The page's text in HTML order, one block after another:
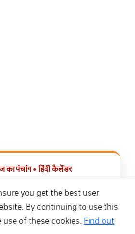
का पंचांग • हिंदी कैलेंडर
कैलेंडर ऐप डाउनलोड करें
you get the best user
By continuing to use this
use of these cookies. Find out